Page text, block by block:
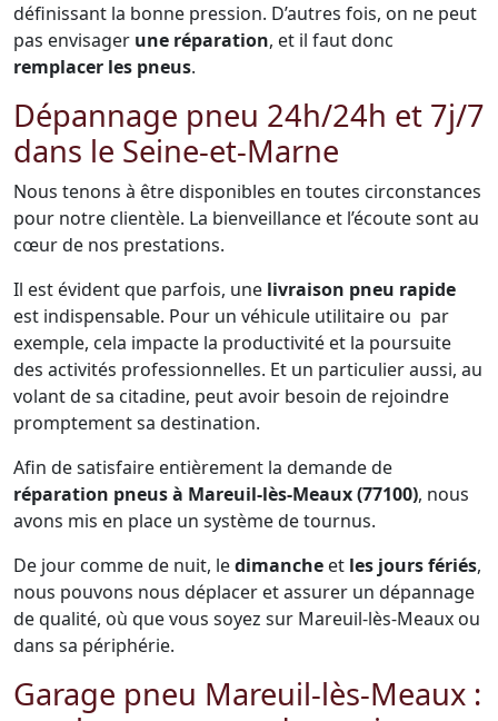
définissant la bonne pression. D’autres fois, on ne peut
pas envisager une réparation, et il faut donc
remplacer les pneus.
Dépannage pneu 24h/24h et 7j/7
dans le Seine-et-Marne
Nous tenons à être disponibles en toutes circonstances
pour notre clientèle. La bienveillance et l’écoute sont au
cœur de nos prestations.
Il est évident que parfois, une livraison pneu rapide
est indispensable. Pour un véhicule utilitaire ou par
exemple, cela impacte la productivité et la poursuite
des activités professionnelles. Et un particulier aussi, au
volant de sa citadine, peut avoir besoin de rejoindre
promptement sa destination.
Afin de satisfaire entièrement la demande de
réparation pneus à Mareuil-lès-Meaux (77100), nous
avons mis en place un système de tournus.
De jour comme de nuit, ledimanche et les jours fériés,
nous pouvons nous déplacer et assurer un dépannage
de qualité, où que vous soyez sur Mareuil-lès-Meaux ou
dans sa périphérie.
Garage pneu Mareuil-lès-Meaux :